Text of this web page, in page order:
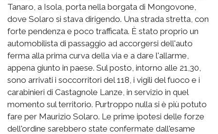
Tanaro, a Isola, porta nella borgata di Mongovone,
dove Solaro si stava dirigendo. Una strada stretta, con
forte pendenza e poco trafficata. È stato proprio un
automobilista di passaggio ad accorgersi dell'auto
ferma alla prima curva della via e a dare l'allarme,
appena giunto in paese. Sul posto, intorno alle 21,30,
sono arrivati i soccorritori del 118, i vigili del fuoco e i
carabinieri di Castagnole Lanze, in servizio in quel
momento sul territorio. Purtroppo nulla si è più potuto
fare per Maurizio Solaro. Le prime ipotesi delle forze
dell'ordine sarebbero state confermate dall'esame